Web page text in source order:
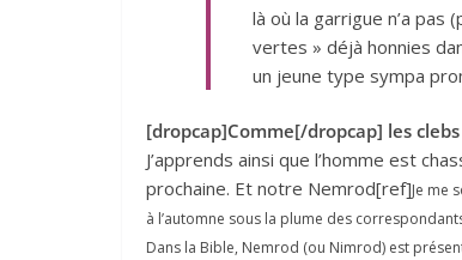
là où la garrigue n’a pas
vertes » déjà honnies
un jeune type sympa
[dropcap]Comme[/dropcap] les
J’apprends ainsi que l’homme est
prochaine. Et notre Nemrod[ref]Je me
à l’automne sous la plume des
Dans la Bible, Nemrod (ou Nimrod) est